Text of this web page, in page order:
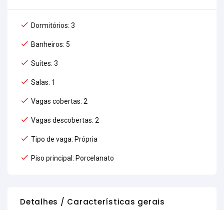
Dormitórios: 3
Banheiros: 5
Suítes: 3
Salas: 1
Vagas cobertas: 2
Vagas descobertas: 2
Tipo de vaga: Própria
Piso principal: Porcelanato
Detalhes / Características gerais